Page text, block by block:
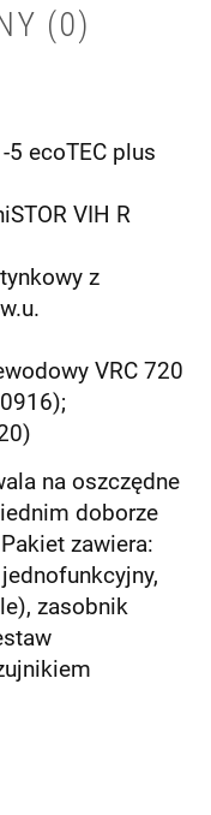
(0)
5 ecoTEC plus
VIH R
z
VRC 720
na oszczędne
doborze
zawiera:
zasobnik